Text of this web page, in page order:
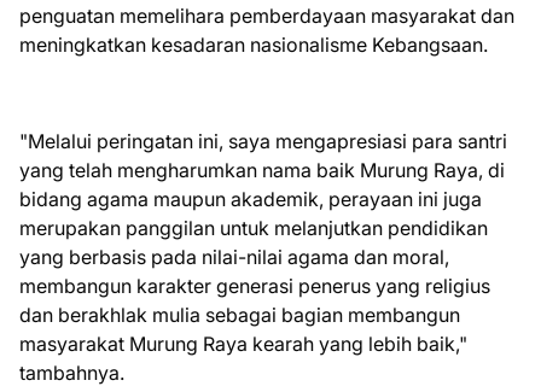
penguatan memelihara pemberdayaan masyarakat dan
meningkatkan kesadaran nasionalisme Kebangsaan.
"Melalui peringatan ini, saya mengapresiasi para santri
yang telah mengharumkan nama baik Murung Raya, di
bidang agama maupun akademik, perayaan ini juga
merupakan panggilan untuk melanjutkan pendidikan
yang berbasis pada nilai-nilai agama dan moral,
membangun karakter generasi penerus yang religius
dan berakhlak mulia sebagai bagian membangun
masyarakat Murung Raya kearah yang lebih baik,"
tambahnya.